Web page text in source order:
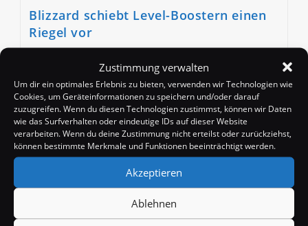
Zustimmung verwalten
Um dir ein optimales Erlebnis zu bieten, verwenden wir Technologien wie
Cookies, um Geräteinformationen zu speichern und/oder darauf
zuzugreifen. Wenn du diesen Technologien zustimmst, können wir Daten
wie das Surfverhalten oder eindeutige IDs auf dieser Website
verarbeiten. Wenn du deine Zustimmung nicht erteilst oder zurückziehst,
können bestimmte Merkmale und Funktionen beeinträchtigt werden.
Akzeptieren
Ablehnen
Blizzard schiebt Level-Boostern einen
Riegel vor
veröffentlicht:
Kategorie:
Kommentare:
0 Kommentare
Mit einem, auf dem aktuellen 8.2 PTR neu
eingeführten, Buff (bzw Nerf) will Blizzard offenbar
das in BfA beliebte Level-Boosting durch sehr gut
ausgerüstete Lvl 110 Charaktere, die andere durch…
Boostern